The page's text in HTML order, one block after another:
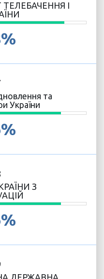
І
та
України
З
ДЕРЖАВНА